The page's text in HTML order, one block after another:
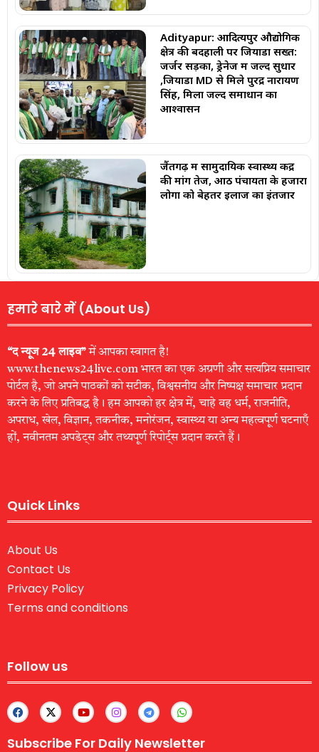
Adityapur: आदित्यपुर औद्योगिक
क्षेत्र की बदहाली पर जियाडा सख्त:
जर्जर सड़कों, ड्रेनेज में जल्द सुधार
,जियाडा MD से मिले पुरेंद्र नारायण
सिंह, मिला जल्द समाधान का
आश्वासन
जैंतगढ़ में सामुदायिक स्वास्थ्य केंद्र
की मांग तेज, आठ पंचायतों के हजारों
लोगों को बेहतर इलाज का इंतजार
हमारे बारे में (About Us)
“द न्यूज 24 लाइव”में आपका स्वागत है!
www.thenews24live.com भारत का एक अग्रणी और सत्यप्रिय समाचार
पोर्टल है, जो अपने पाठकों को सटीक, विश्वसनीय और निष्पक्ष समाचार प्रदान
करने के लिए प्रतिबद्ध है। हम आपको हर क्षेत्र में, चाहे वह धर्म, राजनीति,
अपराध, खेल, विज्ञान, तकनीक, मनोरंजन, स्वास्थ्य या अन्य महत्वपूर्ण घटनाएँ
हों, नवीनतम अपडेट्स और तथ्यपूर्ण रिपोर्ट्स प्रदान करते हैं।
Quick Links
About Us
Contact Us
Privacy Policy
Terms and conditions
Follow us
Subscribe For Daily Newsletter